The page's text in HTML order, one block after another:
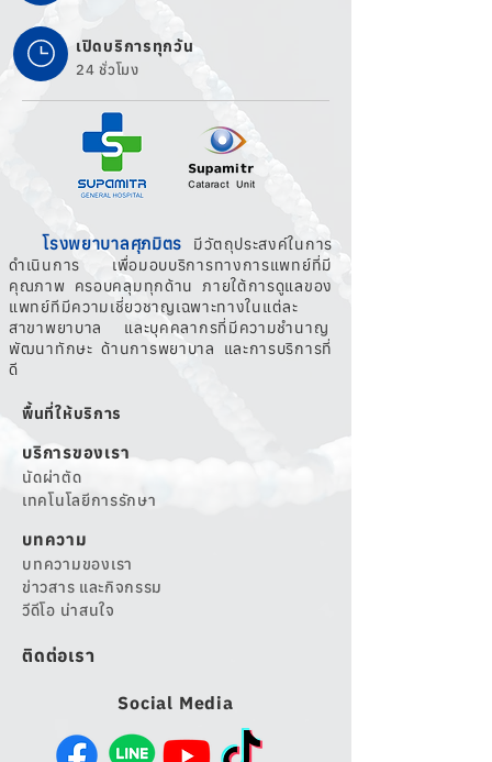
เปิดบริการทุกวัน
24 ชั่วโมง
โรงพยาบาลศุภมิตร มีวัตถุประสงค์ในการ
ดำเนินการ เพื่อมอบบริการทางการแพทย์ที่มี
คุณภาพ ครอบคลุมทุกด้าน ภายใต้การดูแลของ
แพทย์ทีมีความเชี่ยวชาญเฉพาะทางในแต่ละ
สาขาพยาบาล และบุคคลากรที่มีความชำนาญ
พัฒนาทักษะ ด้านการพยาบาล และการบริการที่
ดี
พื้นที่ให้บริการ
บริการของเรา
นัดผ่าตัด
เทคโนโลยีการรักษา
บทความ
บทความของเรา
ข่าวสาร และกิจกรรม
วีดีโอ น่าสนใจ
ติดต่อเรา
Social Media